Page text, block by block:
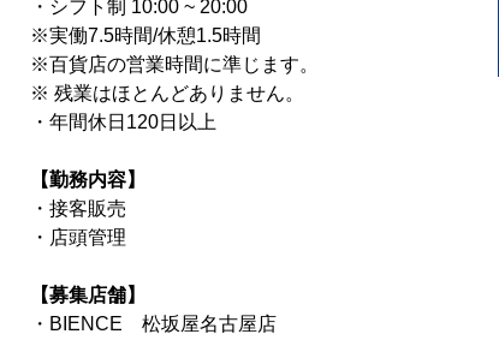
・シフト制 10:00 ~ 20:00
※実働7.5時間/休憩1.5時間
※百貨店の営業時間に準じます。
※ 残業はほとんどありません。
・年間休日120日以上
【勤務内容】
・接客販売
・店頭管理
【募集店舗】
・BIENCE 松坂屋名古屋店